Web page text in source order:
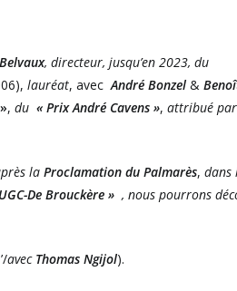
Belvaux, directeur, jusqu’en 2023, du «
lauréat, avecAndré Bonzel &
, du « Prix André Cavens », attribué par
la Proclamation du Palmarès, dans
De Brouckère » , nous pourrons
avec Thomas Ngijol).